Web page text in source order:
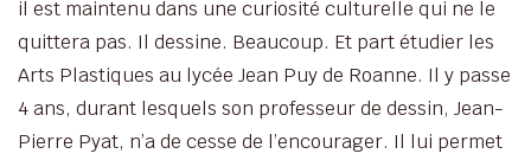
il est maintenu dans une curiosité culturelle qui ne le
quittera pas. Il dessine. Beaucoup. Et part étudier les
Arts Plastiques au lycée Jean Puy de Roanne. Il y passe
4 ans, durant lesquels son professeur de dessin, Jean-
Pierre Pyat, n’a de cesse de l’encourager. Il lui permet